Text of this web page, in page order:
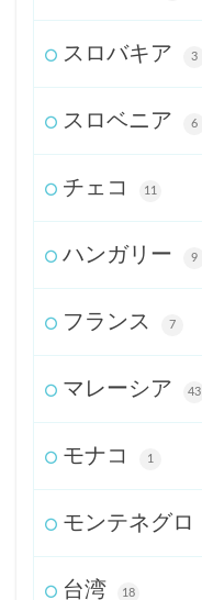
スロバキア 3
スロベニア 6
チェコ 11
ハンガリー 9
フランス 7
マレーシア 43
モナコ 1
モンテネグロ
台湾 18